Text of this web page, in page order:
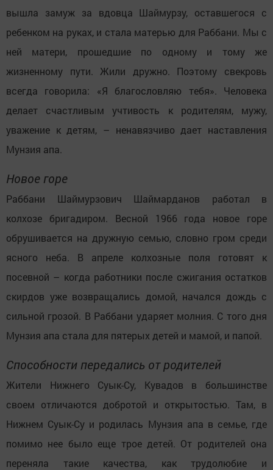
вышла замуж за вдовца Шаймурзу, оставшегося с
ребенком на руках, и стала матерью для Раббани. Мы с
ней матери, прошедшие по одному и тому же
жизненному пути. Жили дружно. Поэтому свекровь
всегда говорила: «Я благословляю тебя». Человека
делает счастливым учтивость к родителям, мужу,
уважение к детям, – ненавязчиво дает наставления
Мунзия апа.
Новое горе
Раббани Шаймурзович Шаймарданов работал в
колхозе бригадиром. Весной 1966 года новое горе
обрушивается на дружную семью, словно гром среди
ясного неба. В апреле колхозные поля готовят к
посевной – когда работники после сжигания остатков
скирдов уже возвращались домой, начался дождь с
сильной грозой. В Раббани ударяет молния. С того дня
Мунзия апа стала для пятерых детей и мамой, и папой.
Способности передались от родителей
Жители Нижнего Суык-Су, Кувадов в большинстве
своем отличаются добротой и открытостью. Там, в
Нижнем Суык-Су и родилась Мунзия апа в семье, где
помимо нее было еще трое детей. От родителей она
переняла такие качества, как трудолюбие и